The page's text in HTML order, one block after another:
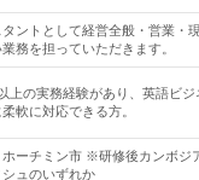
ントとして経営全般・営業・
務を担っていただきます。
上の実務経験があり、英語ビ
軟に対応できる方。
ーチミン市 ※研修後カンボジ
ュのいずれか